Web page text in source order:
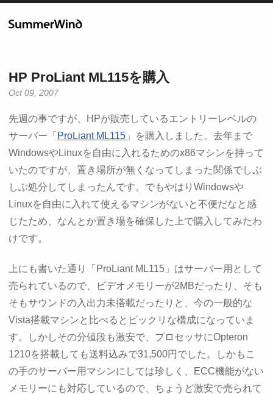
HP ProLiant ML115を購入
Oct 09, 2007
先週の事ですが、HPが販売しているエントリーレベルの
サーバー「 ProLiant ML115 」を購入しました。去年まで
WindowsやLinuxを自由に入れるためのx86マシンを持って
いたのですが、置き場所が無くなってしまった関係でしぶ
しぶ処分してしまったんです。でもやはりWindowsや
Linuxを自由に入れて使えるマシンがないと不便だなと感
じたため、なんとか置き場を確保した上で購入してみたわ
けです。
上にも書いた通り「ProLiant ML115」はサーバー用として
売られているので、ビデオメモリーが2MBだったり、そも
そもサウンドの入出力未搭載だったりと、今の一般的な
Vista搭載マシンと比べるとビックリな構成になっていま
す。しかしその分値段も激安で、プロセッサにOpteron
1210を搭載しても送料込みで31,500円でした。しかもこ
の手のサーバー用マシンにしては珍しく、ECC機能がない
メモリーにも対応しているので、ちょうど激安で売られて